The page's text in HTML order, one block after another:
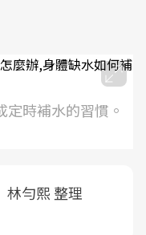
時補水的習慣。
林勻熙 整理